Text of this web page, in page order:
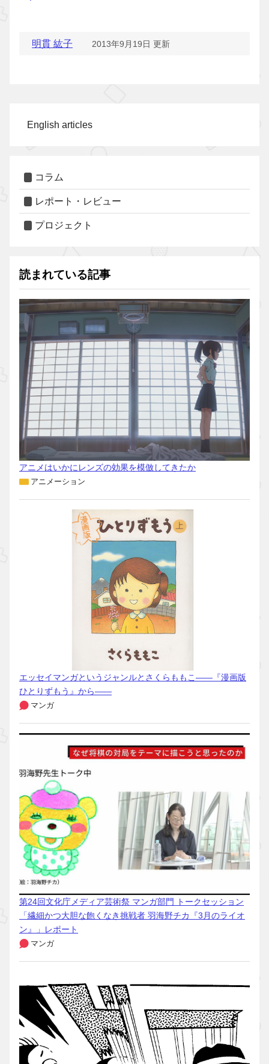
明貫 紘子 2013年9月19日 更新
English articles
コラム
レポート・レビュー
プロジェクト
読まれている記事
アニメはいかにレンズの効果を模倣してきたか
アニメーション
エッセイマンガというジャンルとさくらももこ――『漫画版
ひとりずもう』から――
マンガ
第24回文化庁メディア芸術祭 マンガ部門 トークセッション
「繊細かつ大胆な飽くなき挑戦者 羽海野チカ『3月のライオ
ン』」レポート
マンガ